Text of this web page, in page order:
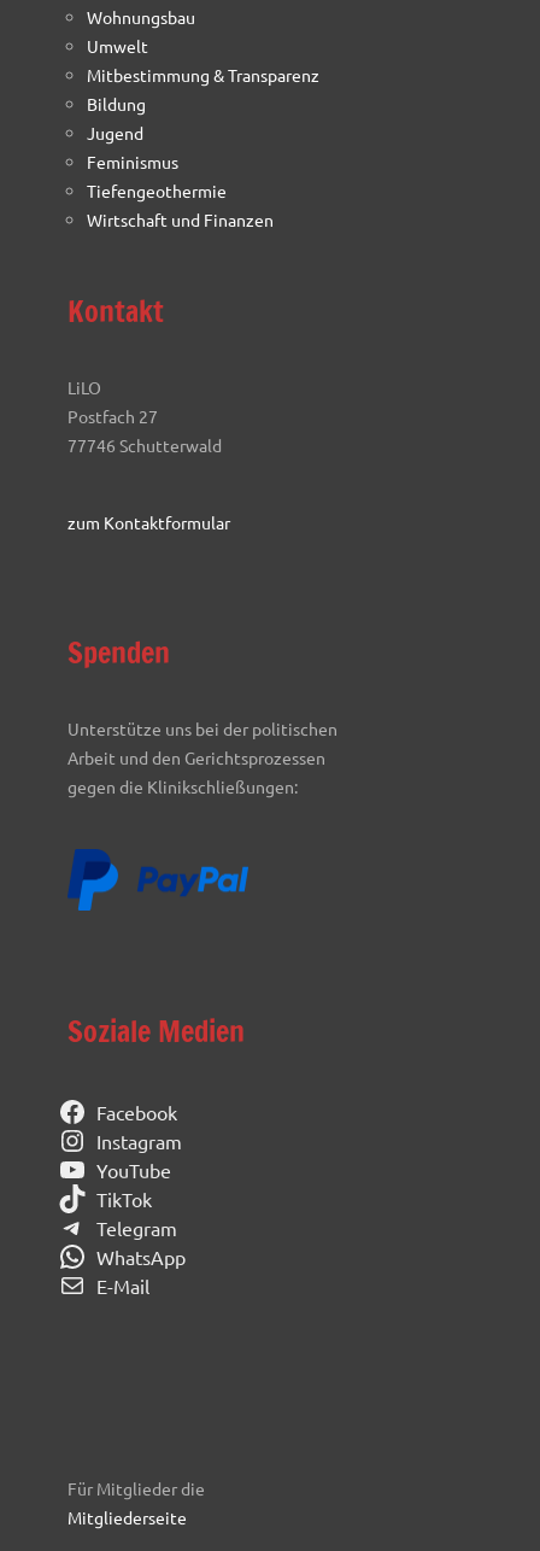
Wohnungsbau
Umwelt
Mitbestimmung & Transparenz
Bildung
Jugend
Feminismus
Tiefengeothermie
Wirtschaft und Finanzen
Kontakt
LiLO
Postfach 27
77746 Schutterwald
zum Kontaktformular
Spenden
Unterstütze uns bei der politischen
Arbeit und den Gerichtsprozessen
gegen die Klinikschließungen:
Soziale Medien
Facebook
Instagram
YouTube
TikTok
Telegram
WhatsApp
E-Mail
Für Mitglieder die
Mitgliederseite